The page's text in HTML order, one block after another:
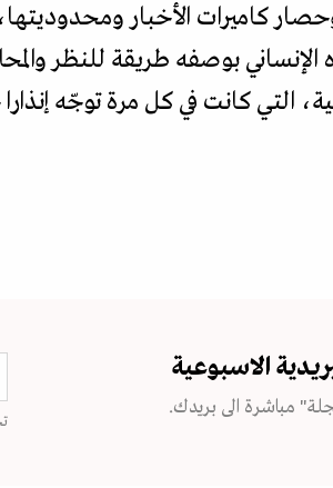
كاميرات الأخبار
الإنساني بوصفه طريقة للنظر
التي كانت في كل مرة توجّه
الاسبوعية
مباشرة الى بريدك.